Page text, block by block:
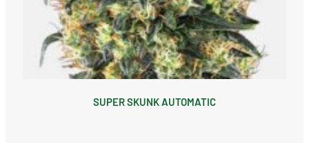
SUPER SKUNK AUTOMATIC